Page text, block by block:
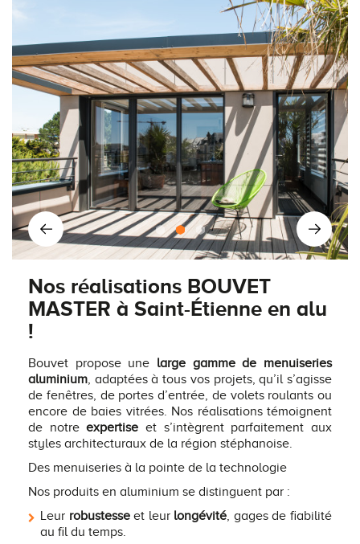
Nos réalisations BOUVET
MASTER à Saint-Étienne en alu
!
Bouvet propose une large gamme de menuiseries
aluminium, adaptées à tous vos projets, qu’il s’agisse
de fenêtres, de portes d’entrée, de volets roulants ou
encore de baies vitrées. Nos réalisations témoignent
de notreexpertiseet s’intègrent parfaitement aux
styles architecturaux de la région stéphanoise.
Des menuiseries à la pointe de la technologie
Nos produits en aluminium se distinguent par :
Leur robustesseet leur longévité, gages de fiabilité
au fil du temps.